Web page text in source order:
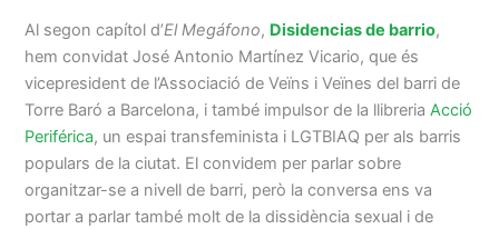
Al segon capítol d’El Megáfono, Disidencias de barrio,
hem convidat José Antonio Martínez Vicario, que és
vicepresident de l’Associació de Veïns i Veïnes del barri de
Torre Baró a Barcelona, i també impulsor de la llibreriaAcció
Periférica, un espai transfeminista i LGTBIAQ per als barris
populars de la ciutat. El convidem per parlar sobre
organitzar-se a nivell de barri, però la conversa ens va
portar a parlar també molt de la dissidència sexual i de